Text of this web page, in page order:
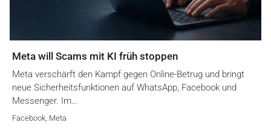
Meta will Scams mit KI früh stoppen
Meta verschärft den Kampf gegen Online-Betrug und bringt
neue Sicherheitsfunktionen auf WhatsApp, Facebook und
Messenger. Im…
Facebook, Meta